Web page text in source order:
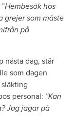
Hembesök hos
grejer som måste
på
nästa dag, står
som dagen
personal: ”Kan
Jag jagar på